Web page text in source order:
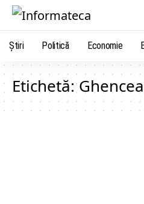
Știri Politică Economie
Etichetă:Ghencea